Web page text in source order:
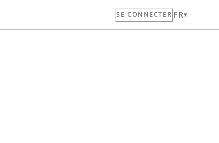
SE CONNECTER FR